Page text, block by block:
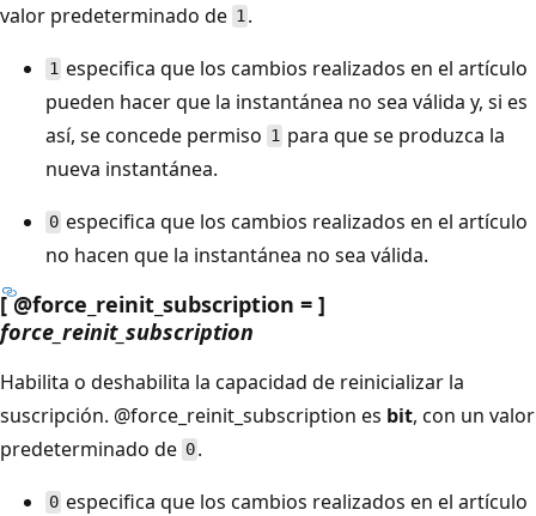
valor predeterminado de 1 .
1 especifica que los cambios realizados en el artículo
pueden hacer que la instantánea no sea válida y, si es
así, se concede permiso 1 para que se produzca la
nueva instantánea.
0 especifica que los cambios realizados en el artículo
no hacen que la instantánea no sea válida.
[ @force_reinit_subscription = ]
force_reinit_subscription
Habilita o deshabilita la capacidad de reinicializar la
suscripción. @force_reinit_subscription es bit, con un valor
predeterminado de 0 .
0 especifica que los cambios realizados en el artículo